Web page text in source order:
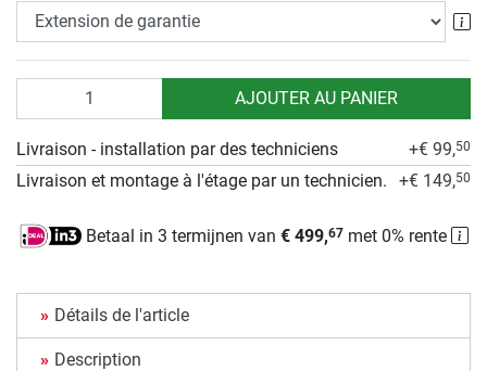
AJOUTER AU PANIER
Livraison - installation par des techniciens +€ 99,50
Livraison et montage à l'étage par un technicien. +€ 149,50
Betaal in 3 termijnen van € 499,67 met 0% rente
Détails de l'article
Description